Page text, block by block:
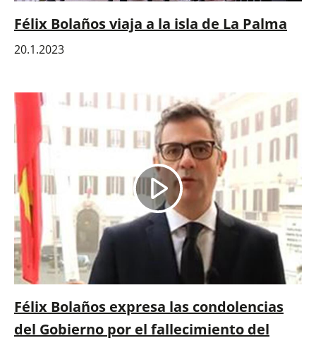
Félix Bolaños viaja a la isla de La Palma
20.1.2023
Félix Bolaños expresa las condolencias
del Gobierno por el fallecimiento del